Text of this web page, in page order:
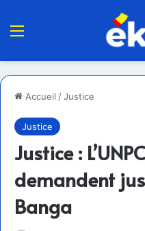
Menu
Accueil /Justice
Justice
Justice :
demandent
Banga